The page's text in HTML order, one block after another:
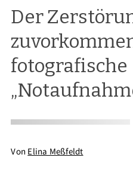
Der
fotografische
Von Elina Meßfeldt